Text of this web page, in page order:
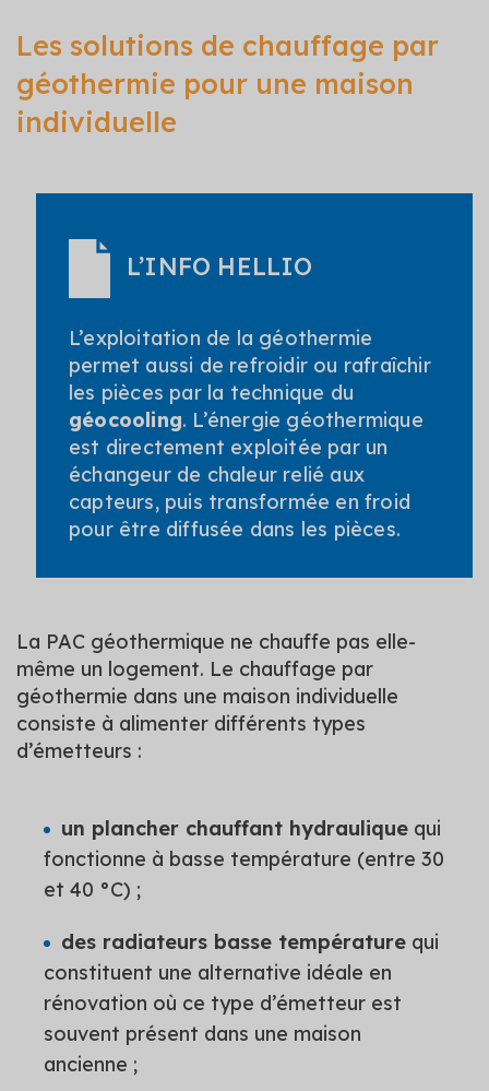
Les solutions de chauffage par
géothermie pour une maison
individuelle
L’INFO HELLIO
L’exploitation de la géothermie
permet aussi de refroidir ou rafraîchir
les pièces par la technique du
géocooling. L’énergie géothermique
est directement exploitée par un
échangeur de chaleur relié aux
capteurs, puis transformée en froid
pour être diffusée dans les pièces.
La PAC géothermique ne chauffe pas elle-
même un logement. Le chauffage par
géothermie dans une maison individuelle
consiste à alimenter différents types
d’émetteurs :
un plancher chauffant hydraulique qui
fonctionne à basse température (entre 30
et 40 °C) ;
des radiateurs basse température qui
constituent une alternative idéale en
rénovation où ce type d’émetteur est
souvent présent dans une maison
ancienne ;